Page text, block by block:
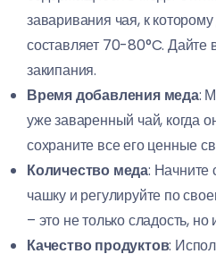
заваривания чая, к
составляет 70-80°C. Дайте
закипания.
Время добавления меда:
уже заваренный чай, когда
сохраните все его ценные
Количество меда: Начните
чашку и регулируйте по
– это не только сладость, но
Качество продуктов: